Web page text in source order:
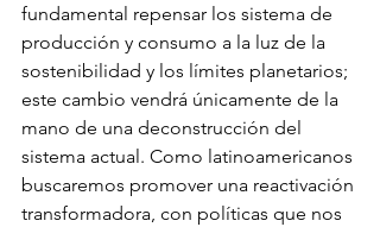
fundamental repensar los sistema de
producción y consumo a la luz de la
sostenibilidad y los límites planetarios;
este cambio vendrá únicamente de la
mano de una deconstrucción del
sistema actual. Como latinoamericanos
buscaremos promover una reactivación
transformadora, con políticas que nos